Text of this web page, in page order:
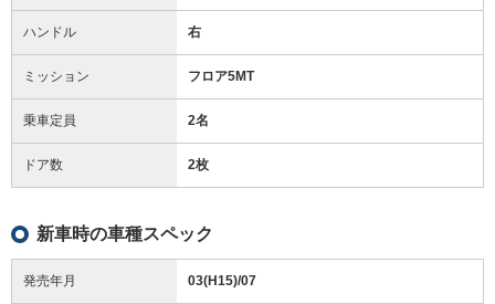
ハンドル 右
ミッション フロア5MT
乗車定員 2名
ドア数 2枚
新車時の車種スペック
発売年月 03(H15)/07